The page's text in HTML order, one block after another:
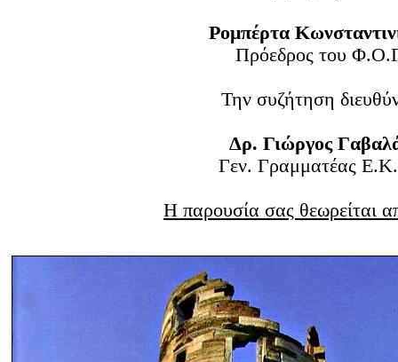
Ρομπέρτα
Πρόεδρος του
Την συζήτηση
Δρ. Γιώργος
Γεν. Γραμματέας
Η παρουσία σας θεωρείται